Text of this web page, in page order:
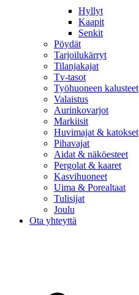
Hyllyt
Kaapit
Senkit
Pöydät
Tarjoilukärryt
Tilanjakajat
Tv-tasot
Työhuoneen kalusteet
Valaistus
Aurinkovarjot
Markiisit
Huvimajat & katokset
Pihavajat
Aidat & näköesteet
Pergolat & kaaret
Kasvihuoneet
Uima & Porealtaat
Tulisijat
Joulu
Ota yhteyttä